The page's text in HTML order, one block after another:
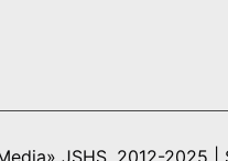
JSHS, 2012-2025 |